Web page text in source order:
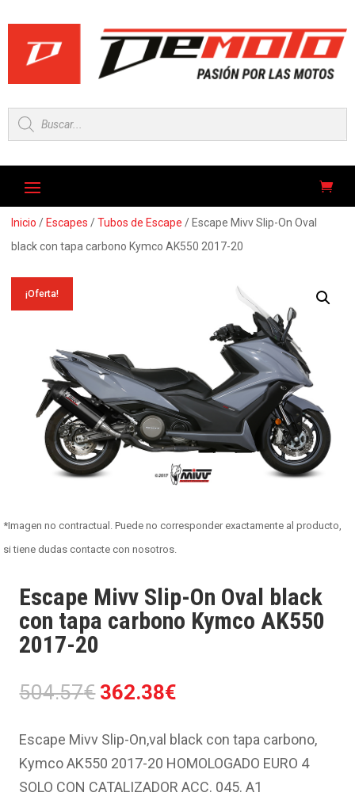
Búsqueda
de
productos
Inicio / Escapes /Tubos de Escape / Escape Mivv Slip-On Oval
black con tapa carbono Kymco AK550 2017-20
¡Oferta!
*Imagen no contractual. Puede no corresponder exactamente al producto,
si tiene dudas contacte con nosotros.
Escape Mivv Slip-On Oval black
con tapa carbono Kymco AK550
2017-20
504.57€ El
original
era:
504.57€.
362.38€
actual
es:
362.38€.
Escape Mivv Slip-On,val black con tapa carbono,
Kymco AK550 2017-20 HOMOLOGADO EURO 4
SOLO CON CATALIZADOR ACC. 045. A1